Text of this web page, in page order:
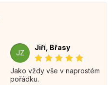
JZ
Jiří, Břasy
Jako vždy vše v naprostém
pořádku.